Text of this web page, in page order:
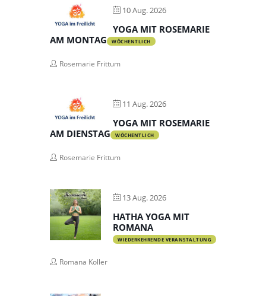
10 Aug. 2026
YOGA MIT ROSEMARIE
AM MONTAG
WÖCHENTLICH
Rosemarie Frittum
11 Aug. 2026
YOGA MIT ROSEMARIE
AM DIENSTAG
WÖCHENTLICH
Rosemarie Frittum
13 Aug. 2026
HATHA YOGA MIT
ROMANA
WIEDERKEHRENDE VERANSTALTUNG
Romana Koller